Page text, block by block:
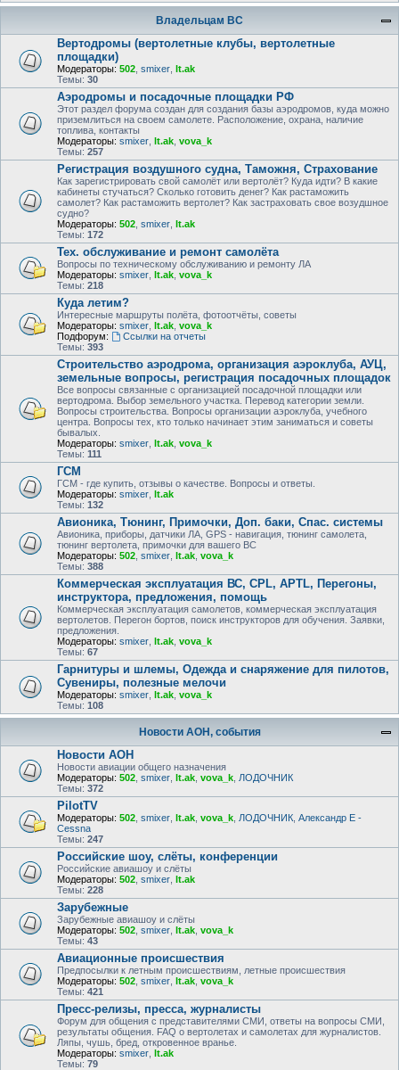
Владельцам ВС
Вертодромы (вертолетные клубы, вертолетные
площадки)
Модераторы: 502 smixer lt.ak
Темы: 30
Аэродромы и посадочные площадки РФ
Этот раздел форума создан для создания базы аэродромов, куда можно
приземлиться на своем самолете. Расположение, охрана, наличие
топлива, контакты
Модераторы: smixer lt.ak vova_k
Темы: 257
Регистрация воздушного судна, Таможня, Страхование
Как зарегистрировать свой самолёт или вертолёт? Куда идти? В какие
кабинеты стучаться? Сколько готовить денег? Как растаможить
самолет? Как растаможить вертолет? Как застраховать свое возудшное
судно?
Модераторы: 502 smixer lt.ak
Темы: 172
Тех. обслуживание и ремонт самолёта
Вопросы по техническому обслуживанию и ремонту ЛА
Модераторы: smixer lt.ak vova_k
Темы: 218
Куда летим?
Интересные маршруты полёта, фотоотчёты, советы
Модераторы: smixer lt.ak vova_k
Подфорум:
Ссылки на отчеты
Темы: 393
Строительство аэродрома, организация аэроклуба, АУЦ,
земельные вопросы, регистрация посадочных площадок
Все вопросы связанные с организацией посадочной площадки или
вертодрома. Выбор земельного участка. Перевод категории земли.
Вопросы строительства. Вопросы организации аэроклуба, учебного
центра. Вопросы тех, кто только начинает этим заниматься и советы
бывалых.
Модераторы: smixer lt.ak vova_k
Темы: 111
ГСМ
ГСМ - где купить, отзывы о качестве. Вопросы и ответы.
Модераторы: smixer lt.ak
Темы: 132
Авионика, Тюнинг, Примочки, Доп. баки, Спас. системы
Авионика, приборы, датчики ЛА, GPS - навигация, тюнинг самолета,
тюнинг вертолета, примочки для вашего ВС
Модераторы: 502 smixer lt.ak vova_k
Темы: 388
Коммерческая эксплуатация ВС, CPL, APTL, Перегоны,
инструктора, предложения, помощь
Коммерческая эксплуатация самолетов, коммерческая эксплуатация
вертолетов. Перегон бортов, поиск инструкторов для обучения. Заявки,
предложения.
Модераторы: smixer lt.ak vova_k
Темы: 67
Гарнитуры и шлемы, Одежда и снаряжение для пилотов,
Сувениры, полезные мелочи
Модераторы: smixer lt.ak vova_k
Темы: 108
Новости АОН, события
Новости АОН
Новости авиации общего назначения
Модераторы: 502 smixer lt.ak vova_k ЛОДОЧНИК
Темы: 372
PilotTV
Модераторы: 502 smixer lt.ak vova_k ЛОДОЧНИК Александр E -
Cessna
Темы: 247
Российские шоу, слёты, конференции
Российские авиашоу и слёты
Модераторы: 502 smixer lt.ak
Темы: 228
Зарубежные
Зарубежные авиашоу и слёты
Модераторы: 502 smixer lt.ak vova_k
Темы: 43
Авиационные происшествия
Предпосылки к летным происшествиям, летные происшествия
Модераторы: 502 smixer lt.ak vova_k
Темы: 421
Пресс-релизы, пресса, журналисты
Форум для общения с представителями СМИ, ответы на вопросы СМИ,
результаты общения. FAQ о вертолетах и самолетах для журналистов.
Ляпы, чушь, бред, откровенное вранье.
Модераторы: smixer lt.ak
Темы: 79